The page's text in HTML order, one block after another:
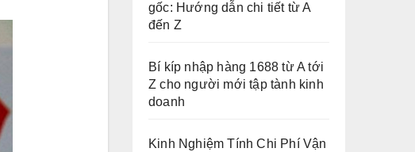
gốc: Hướng dẫn chi tiết từ A
đến Z
Bí kíp nhập hàng 1688 từ A tới
Z cho người mới tập tành kinh
doanh
Kinh Nghiệm Tính Chi Phí Vận